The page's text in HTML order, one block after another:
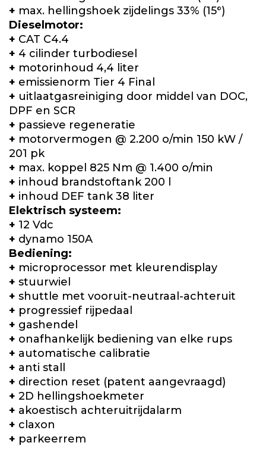
+ max. hellingshoek zijdelings 33% (15°)
Dieselmotor:
+ CAT C4.4
+ 4 cilinder turbodiesel
+ motorinhoud 4,4 liter
+ emissienorm Tier 4 Final
+ uitlaatgasreiniging door middel van DOC,
DPF en SCR
+ passieve regeneratie
+ motorvermogen @ 2.200 o/min 150 kW /
201 pk
+ max. koppel 825 Nm @ 1.400 o/min
+ inhoud brandstoftank 200 l
+ inhoud DEF tank 38 liter
Elektrisch systeem:
+ 12 Vdc
+ dynamo 150A
Bediening:
+ microprocessor met kleurendisplay
+ stuurwiel
+ shuttle met vooruit-neutraal-achteruit
+ progressief rijpedaal
+ gashendel
+ onafhankelijk bediening van elke rups
+ automatische calibratie
+ anti stall
+ direction reset (patent aangevraagd)
+ 2D hellingshoekmeter
+ akoestisch achteruitrijdalarm
+ claxon
+ parkeerrem